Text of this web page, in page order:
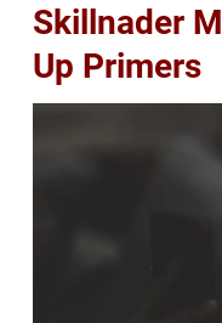
Skillnader
Up Primers